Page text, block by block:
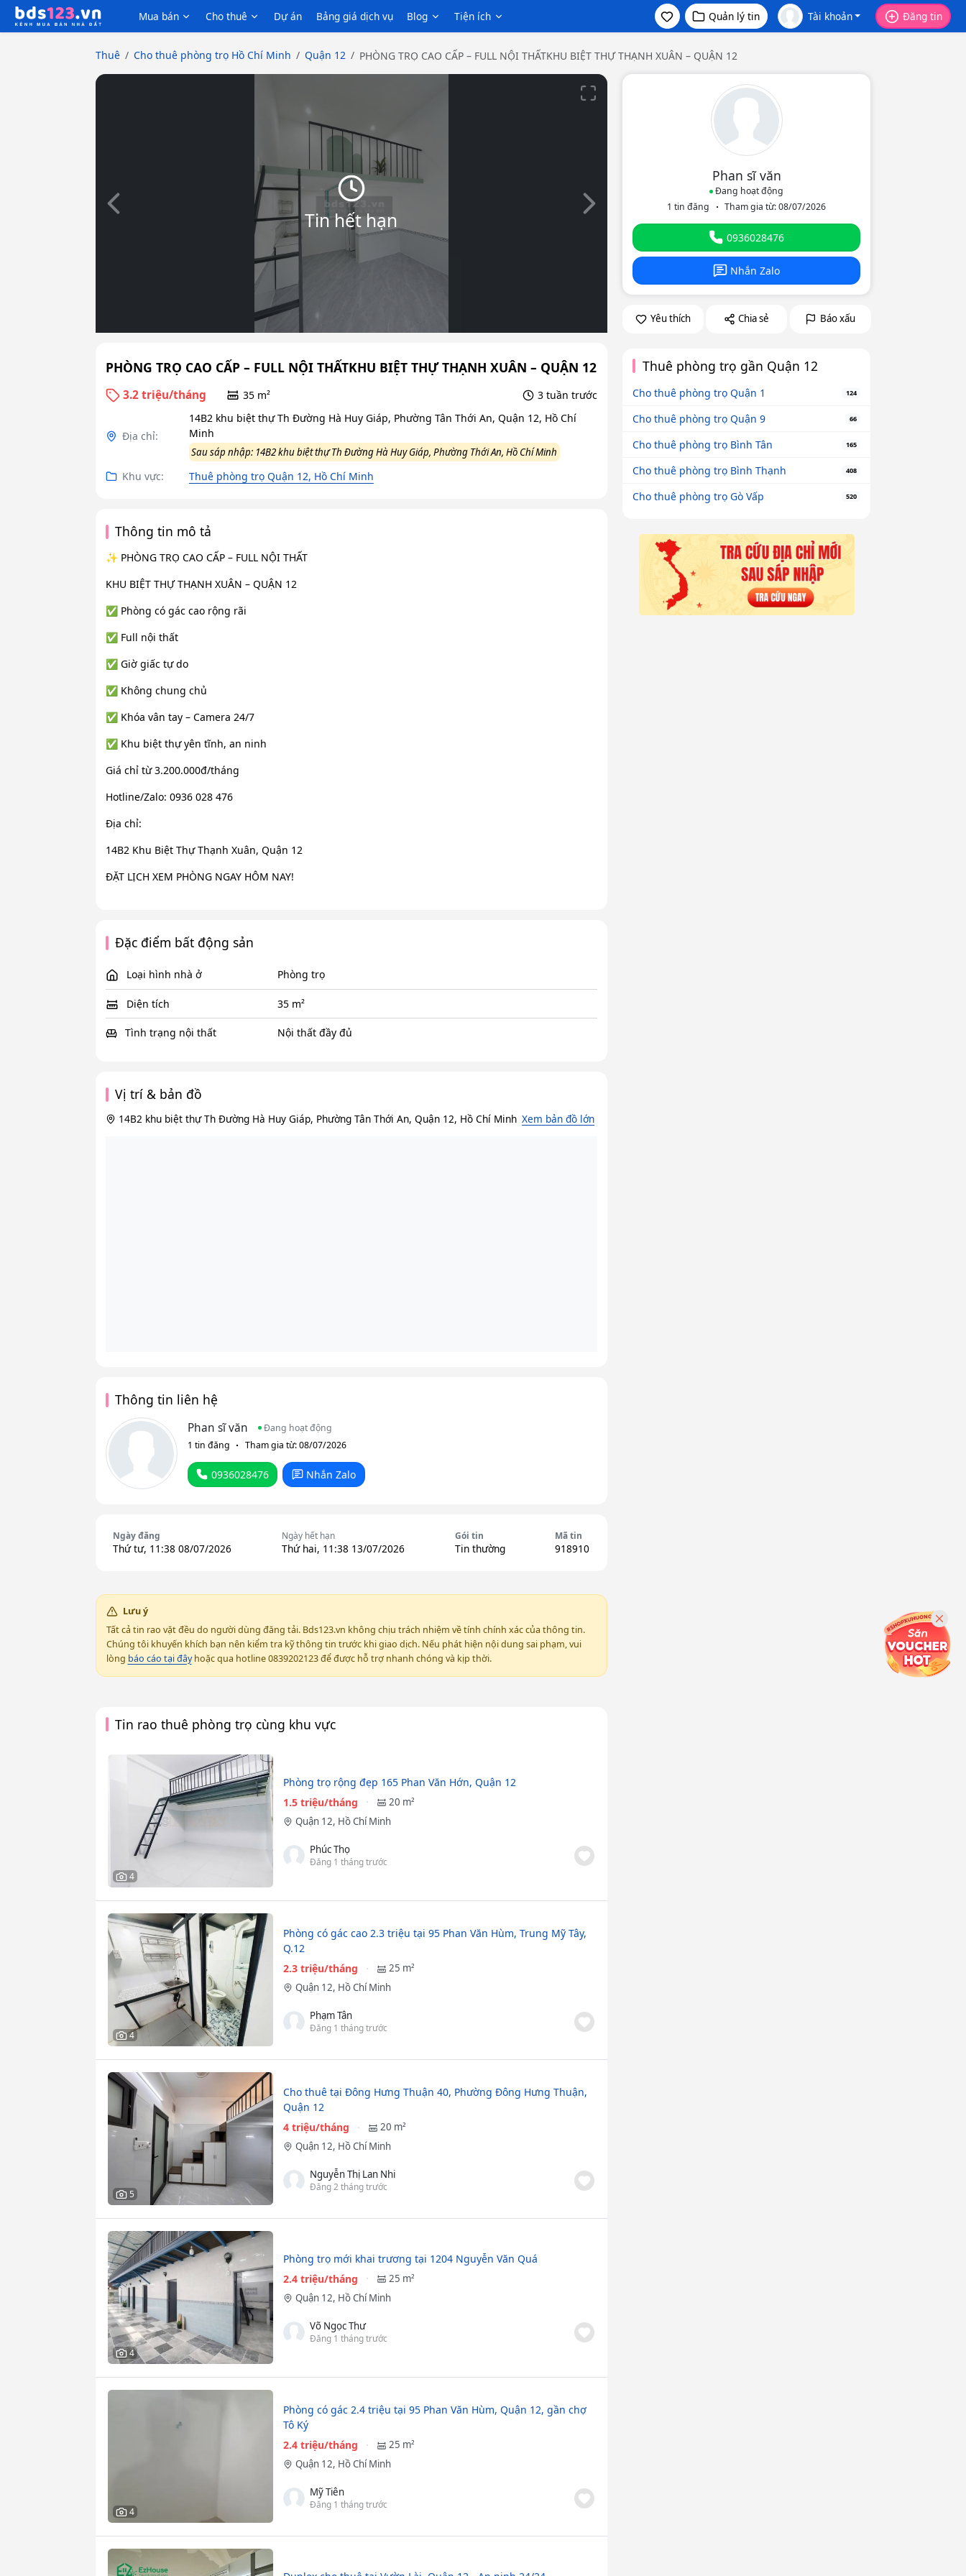
Mua bán Cho thuê Dự án Bảng giá dịch vụ Blog Tiện ích Quản lý tin Tài khoản Đăng tin
Thuê Cho thuê phòng trọ Hồ Chí Minh Quận 12 PHÒNG TRỌ CAO CẤP – FULL NỘI THẤTKHU BIỆT THỰ THẠNH XUÂN – QUẬN 12
Tin hết hạn
Slide trước Slide tiếp theo
PHÒNG TRỌ CAO CẤP – FULL NỘI THẤTKHU BIỆT THỰ THẠNH XUÂN – QUẬN 12
3.2 triệu/tháng 35 m² 3 tuần trước
Địa chỉ:
14B2 khu biệt thự Th Đường Hà Huy Giáp, Phường Tân Thới An, Quận 12, Hồ Chí
Minh
Sau sáp nhập: 14B2 khu biệt thự Th Đường Hà Huy Giáp, Phường Thới An, Hồ Chí Minh
Khu vực: Thuê phòng trọ Quận 12, Hồ Chí Minh
Thông tin mô tả
✨ PHÒNG TRỌ CAO CẤP – FULL NỘI THẤT
KHU BIỆT THỰ THẠNH XUÂN – QUẬN 12
✅ Phòng có gác cao rộng rãi
✅ Full nội thất
✅ Giờ giấc tự do
✅ Không chung chủ
✅ Khóa vân tay – Camera 24/7
✅ Khu biệt thự yên tĩnh, an ninh
Giá chỉ từ 3.200.000đ/tháng
Hotline/Zalo: 0936 028 476
Địa chỉ:
14B2 Khu Biệt Thự Thạnh Xuân, Quận 12
ĐẶT LỊCH XEM PHÒNG NGAY HÔM NAY!
Đặc điểm bất động sản
Loại hình nhà ở Phòng trọ
Diện tích 35 m²
Tình trạng nội thất Nội thất đầy đủ
Vị trí & bản đồ
14B2 khu biệt thự Th Đường Hà Huy Giáp, Phường Tân Thới An, Quận 12, Hồ Chí Minh Xem bản đồ lớn
Thông tin liên hệ
Phan sĩ văn
Đang hoạt động
1 tin đăng
Tham gia từ: 08/07/2026
0936028476 Nhắn Zalo
Ngày đăng
Thứ tư, 11:38 08/07/2026
Ngày hết hạn
Thứ hai, 11:38 13/07/2026
Gói tin
Tin thường
Mã tin
918910
Lưu ý
Tất cả tin rao vặt đều do người dùng đăng tải. Bds123.vn không chịu trách nhiệm về tính chính xác của thông tin.
Chúng tôi khuyến khích bạn nên kiểm tra kỹ thông tin trước khi giao dịch. Nếu phát hiện nội dung sai phạm, vui
lòng báo cáo tại đâyhoặc qua hotline 0839202123 để được hỗ trợ nhanh chóng và kịp thời.
Tin rao thuê phòng trọ cùng khu vực
4
Phòng trọ rộng đẹp 165 Phan Văn Hớn, Quận 12
1.5 triệu/tháng
20 m²
Quận 12, Hồ Chí Minh
Phúc Thọ
Đăng 1 tháng trước
4
Phòng có gác cao 2.3 triệu tại 95 Phan Văn Hùm, Trung Mỹ Tây,
Q.12
2.3 triệu/tháng
25 m²
Quận 12, Hồ Chí Minh
Phạm Tân
Đăng 1 tháng trước
5
Cho thuê tại Đông Hưng Thuận 40, Phường Đông Hưng Thuận,
Quận 12
4 triệu/tháng
20 m²
Quận 12, Hồ Chí Minh
Nguyễn Thị Lan Nhi
Đăng 2 tháng trước
4
Phòng trọ mới khai trương tại 1204 Nguyễn Văn Quá
2.4 triệu/tháng
25 m²
Quận 12, Hồ Chí Minh
Võ Ngọc Thư
Đăng 1 tháng trước
4
Phòng có gác 2.4 triệu tại 95 Phan Văn Hùm, Quận 12, gần chợ
Tô Ký
2.4 triệu/tháng
25 m²
Quận 12, Hồ Chí Minh
Mỹ Tiên
Đăng 1 tháng trước
Phan sĩ văn
Đang hoạt động
1 tin đăng
Tham gia từ: 08/07/2026
0936028476
Nhắn Zalo
Yêu thích Chia sẻ Báo xấu
Thuê phòng trọ gần Quận 12
Cho thuê phòng trọ Quận 1 124
Cho thuê phòng trọ Quận 9 66
Cho thuê phòng trọ Bình Tân 165
Cho thuê phòng trọ Bình Thạnh 408
Cho thuê phòng trọ Gò Vấp 520